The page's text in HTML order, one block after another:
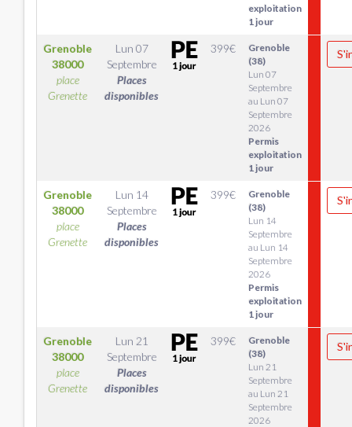
exploitation
1 jour
Grenoble
38000
place
Grenette
Lun 07
Septembre
Places
disponibles
399€
Grenoble
(38)
Lun 07
Septembre
au Lun 07
Septembre
2026
Permis
exploitation
1 jour
Grenoble
38000
place
Grenette
Lun 14
Septembre
Places
disponibles
399€
Grenoble
(38)
Lun 14
Septembre
au Lun 14
Septembre
2026
Permis
exploitation
1 jour
Grenoble
38000
place
Grenette
Lun 21
Septembre
Places
disponibles
399€
Grenoble
(38)
Lun 21
Septembre
au Lun 21
Septembre
2026